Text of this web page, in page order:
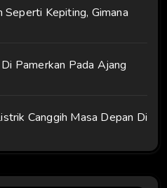
Seperti Kepiting, Gimana
Pamerkan Pada Ajang
Canggih Masa Depan Di